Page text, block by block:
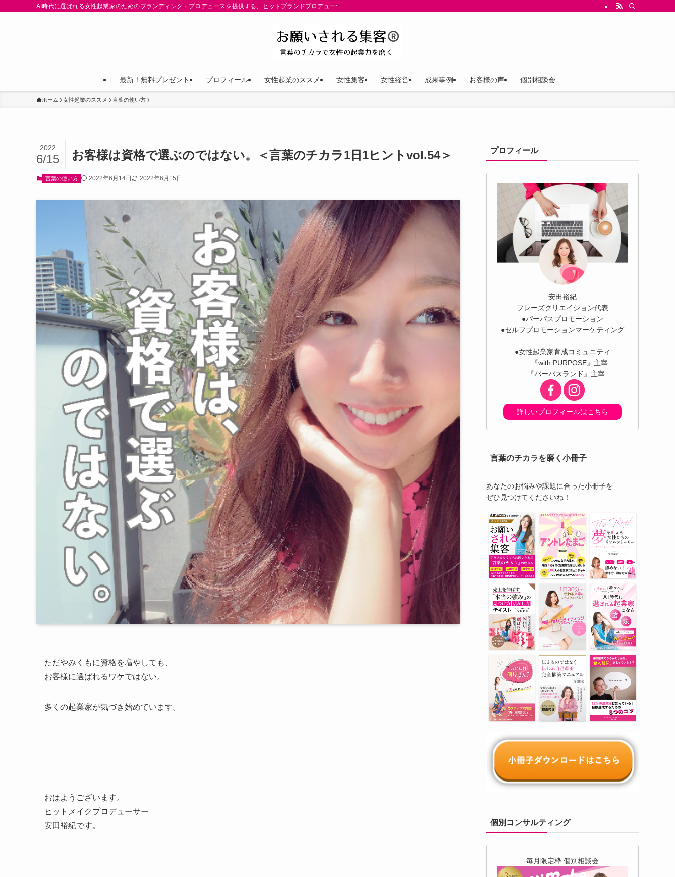
AI時代に選ばれる女性起業家のためのブランディング・プロデュースを提供する、ヒットブランドプロデューサー ゆきP（安田裕紀）公式サイト。パーパス（存在意義）を軸にしたブランド構築と、言葉の設計、世界観ストー
最新！無料プレゼント プロフィール 女性起業のススメ 女性集客 女性経営 成果事例 お客様の声 個別相談会
ホーム 女性起業のススメ 言葉の使い方
お客様は資格で選ぶのではない。＜言葉のチカラ1日1ヒントvol.54＞
2022
6/15
言葉の使い方 2022年6月14日 2022年6月15日
ただやみくもに資格を増やしても、
お客様に選ばれるワケではない。
多くの起業家が気づき始めています。
おはようございます。
ヒットメイクプロデューサー
安田裕紀です。
プロフィール
安田裕紀
フレーズクリエイション代表
●パーパスプロモーション
●セルフプロモーションマーケティング
●女性起業家育成コミュニティ
『with PURPOSE』主宰
『パーパスランド』主宰
詳しいプロフィールはこちら
言葉のチカラを磨く小冊子
あなたのお悩みや課題に合った小冊子を
ぜひ見つけてくださいね！
個別コンサルティング
毎月限定枠 個別相談会